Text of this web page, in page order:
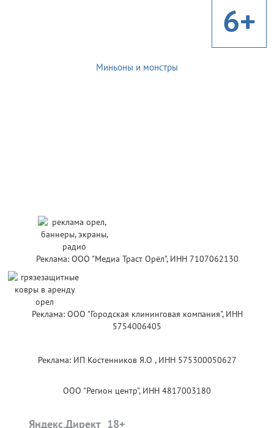
6+
Миньоны и монстры
Реклама: ООО "Медиа Траст Орёл", ИНН 7107062130
Реклама: ООО "Городская клининговая компания", ИНН
5754006405
Реклама: ИП Костенников Я.О , ИНН 575300050627
ООО "Регион центр", ИНН 4817003180
Яндекс.Директ